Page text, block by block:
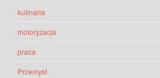
kulinaria
motoryzacja
praca
Przemysł